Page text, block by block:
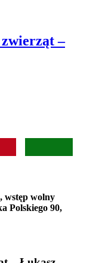
–
wstęp wolny
Polskiego 90,